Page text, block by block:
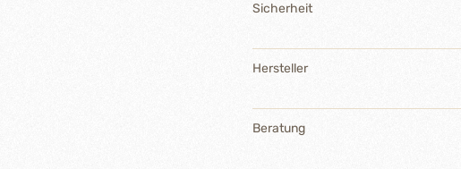
Sicherheit
Hersteller
Beratung